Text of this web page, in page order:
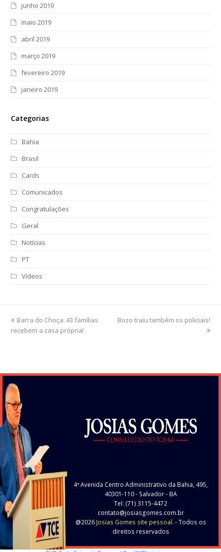
junho 2019
maio 2019
abril 2019
março 2019
fevereiro 2019
janeiro 2019
Categorias
Bahia
Brasil
Cards
Comunicados
Congratulações
Geral
Notícias
PT
Vídeos
previous
post:
Barra do Choça: 43 famílias
recebem a casa própria!
next
Bozo traiu também os policiais!
4ª Avenida Centro Administrativo da Bahia, 495,
40301-110- Salvador - BA
Tel: (71) 3115-4472
contato@josiasgomes.com.br
@2026 Josias Gomes site pessoal. - Todos os
direitos reservados